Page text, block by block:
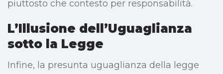
piuttosto che contesto per responsabilità.
L’Illusione dell’Uguaglianza
sotto la Legge
Infine, la presunta uguaglianza della legge